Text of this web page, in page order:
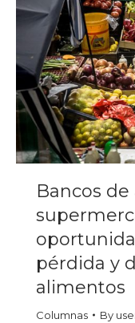
Bancos
pérdida y
alimentos
Columnas By